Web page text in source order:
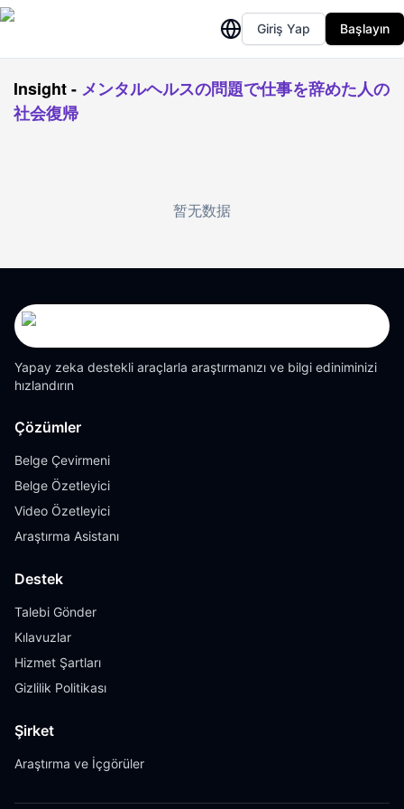
Giriş Yap Başlayın
Insight- メンタルヘルスの問題で仕事を辞めた人の
社会復帰
暂无数据
Yapay zeka destekli araçlarla araştırmanızı ve bilgi ediniminizi
hızlandırın
Çözümler
Belge Çevirmeni
Belge Özetleyici
Video Özetleyici
Araştırma Asistanı
Destek
Talebi Gönder
Kılavuzlar
Hizmet Şartları
Gizlilik Politikası
Şirket
Araştırma ve İçgörüler